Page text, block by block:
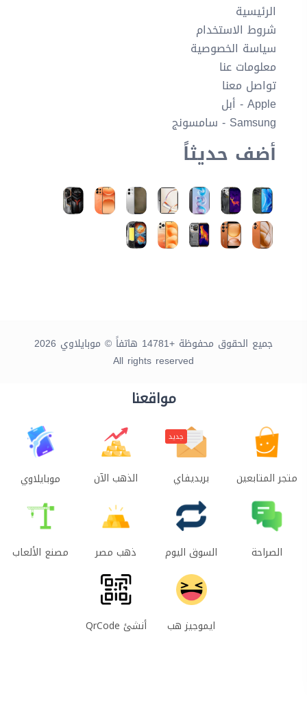
الرئيسية
شروط الاستخدام
سياسة الخصوصية
معلومات عنا
تواصل معنا
Apple - أبل
Samsung - سامسونج
أضف حديثاً
جميع الحقوق محفوظة +14781 هاتفاً © موبايلاوي 2026
All rights reserved